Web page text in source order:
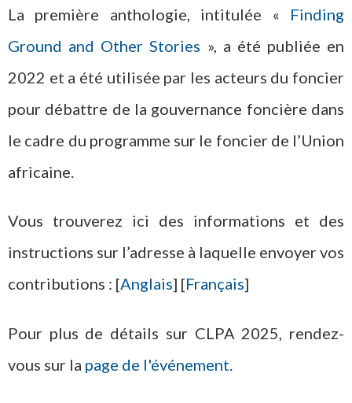
La première anthologie, intitulée «
Finding
Ground and Other Stories », a été publiée en
2022 et a été utilisée par les acteurs du foncier
pour débattre de la gouvernance foncière dans
le cadre du programme sur le foncier de l’Union
africaine.
Vous trouverez ici des informations et des
instructions sur l’adresse à laquelle envoyer vos
contributions : [Anglais] [Français]
Pour plus de détails sur CLPA 2025, rendez-
vous sur la page de l'événement